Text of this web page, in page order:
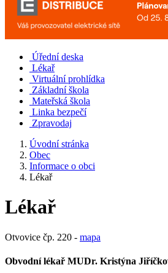
Úřední deska
Lékař
Virtuální prohlídka
Základní škola
Mateřská škola
Linka bezpečí
Zpravodaj
Úvodní stránka
Obec
Informace o obci
Lékař
Lékař
Otvovice čp. 220 - mapa
Obvodní lékař MUDr. Kristýna